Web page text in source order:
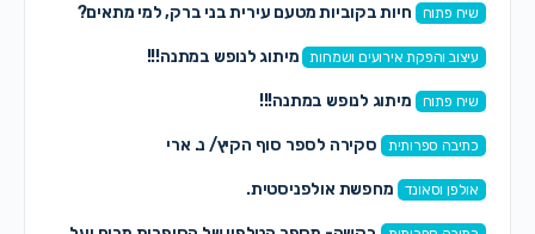
שיח פתוח חיות בקוביות מטעם עירית בני ברק, למי מתאים?
עיצוב והפקת אירועים ושמחות מיתוג לנופש במתנה!!!
שיח פתוח מיתוג לנופש במתנה!!!
כתיבה ספרותית סקירה לספר סוף הקיץ/ נ. ארי
אולפן וסאונד מחפשת אולפניסטית.